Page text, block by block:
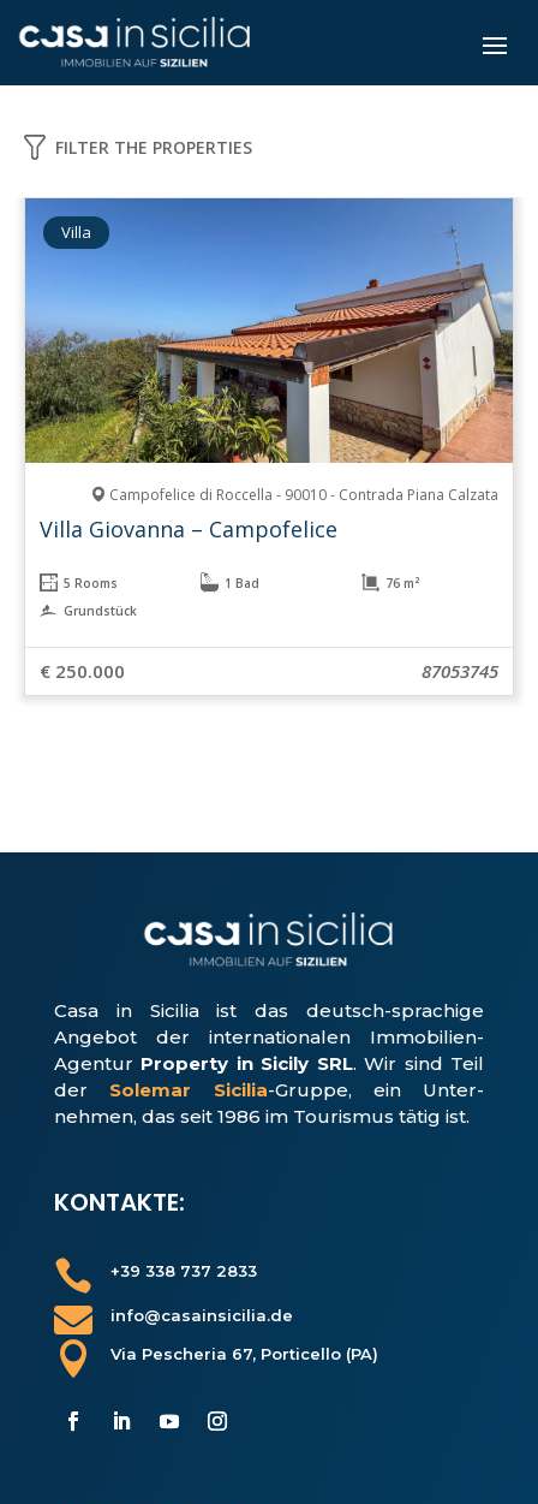
FILTER THE PROPERTIES
Villa
Campofelice di Roccella - 90010 - Contrada Piana Calzata
Villa Giovanna – Campofelice
5 Rooms 1 Bad
76 m²
Grundstück
€ 250.000 87053745
Casa in Sicilia ist das deutsch-sprachige
Angebot der internationalen Immobilien-
Agentur Property in Sicily SRL. Wir sind Teil
der Solemar Sicilia-Gruppe, ein Unter­
nehmen, das seit 1986 im Tourismus tätig ist.
KONTAKTE:
 +39 338 737 2833
 info@casainsicilia.de
 Via Pescheria 67, Porticello (PA)